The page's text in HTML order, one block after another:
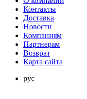
Контакты
Доставка
Новости
Компаниям
Партнерам
Возврат
Карта сайта
рус